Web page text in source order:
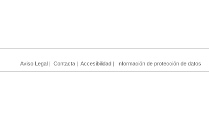
Aviso Legal | Contacta | Accesibilidad | Información de protección de datos